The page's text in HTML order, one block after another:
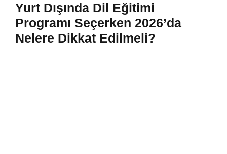
Yurt Dışında Dil Eğitimi
Programı Seçerken 2026’da
Nelere Dikkat Edilmeli?